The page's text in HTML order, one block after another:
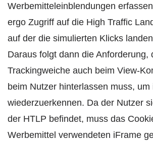
Werbemitteleinblendungen
ergo Zugriff auf die High Traffic
auf der die simulierten Klicks
Daraus folgt dann die Anforderung,
Trackingweiche auch beim View-
beim Nutzer hinterlassen muss, um
wiederzuerkennen. Da der Nutzer
der HTLP befindet, muss das
Werbemittel verwendeten iFrame